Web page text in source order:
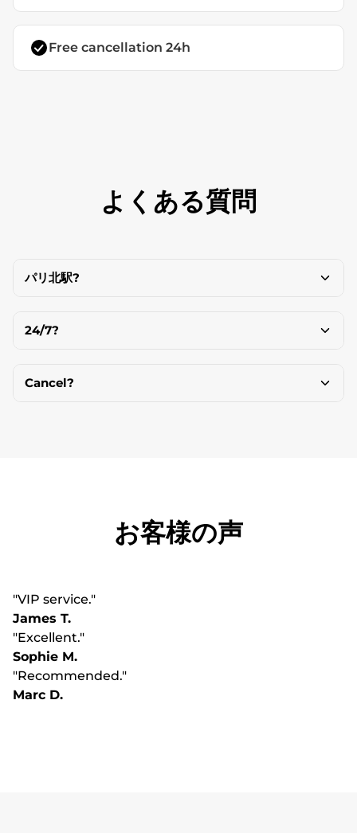
Free cancellation 24h
よくある質問
パリ北駅?
24/7?
Cancel?
お客様の声
"VIP service."
James T.
"Excellent."
Sophie M.
"Recommended."
Marc D.